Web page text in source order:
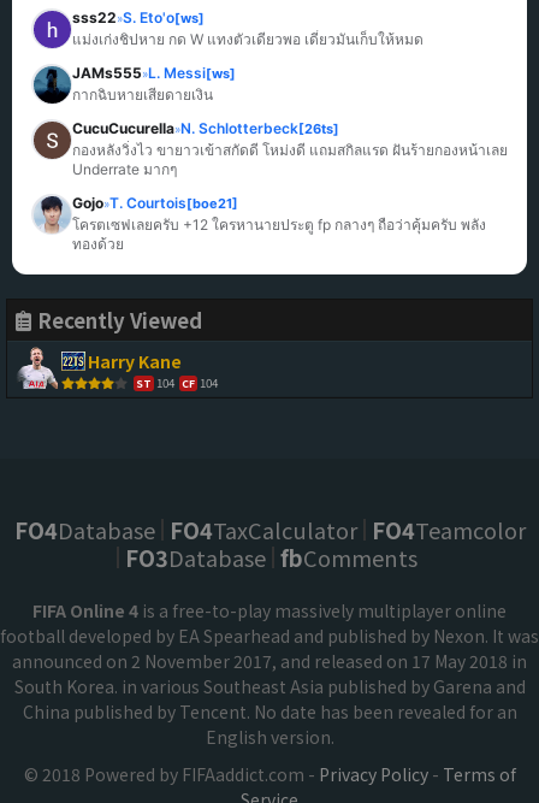
sss22»S. Eto'o[ws]
แม่งเก่งชิปหาย กด W แทงตัวเดียวพอ เดี๋ยวมันเก็บให้หมด
JAMs555»L. Messi[ws]
กากฉิบหายเสียดายเงิน
CucuCucurella»N. Schlotterbeck[26ts]
กองหลังวิ่งไว ขายาวเข้าสกัดดี โหม่งดี แถมสกิลแรด ฝันร้ายกองหน้าเลย
Underrate มากๆ
Gojo»T. Courtois[boe21]
โครตเซฟเลยครับ +12 ใครหานายประตู fp กลางๆ ถือว่าคุ้มครับ พลัง
ทองด้วย
Recently Viewed
Harry Kane
ST 104 CF 104
FO4Database FO4TaxCalculator FO4Teamcolor
FO3Database fbComments
FIFA Online 4 is a free-to-play massively multiplayer online
football developed by EA Spearhead and published by Nexon. It was
announced on 2 November 2017, and released on 17 May 2018 in
South Korea. in various Southeast Asia published by Garena and
China published by Tencent. No date has been revealed for an
English version.
© 2018 Powered by FIFAaddict.com - Privacy Policy- Terms of